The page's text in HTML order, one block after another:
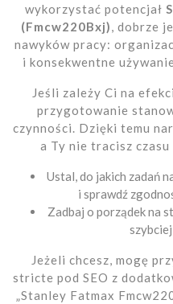
wykorzystać potencjał
(Fmcw220Bxj), dobrze
nawyków pracy:
i konsekwentne
Jeśli zależy Ci na
przygotowanie
czynności. Dzięki temu
a Ty nie tracisz
Ustal, do jakich zadań
i sprawdź
Zadbaj o porządek na
Jeżeli chcesz, mogę
stricte pod SEO z
„Stanley Fatmax